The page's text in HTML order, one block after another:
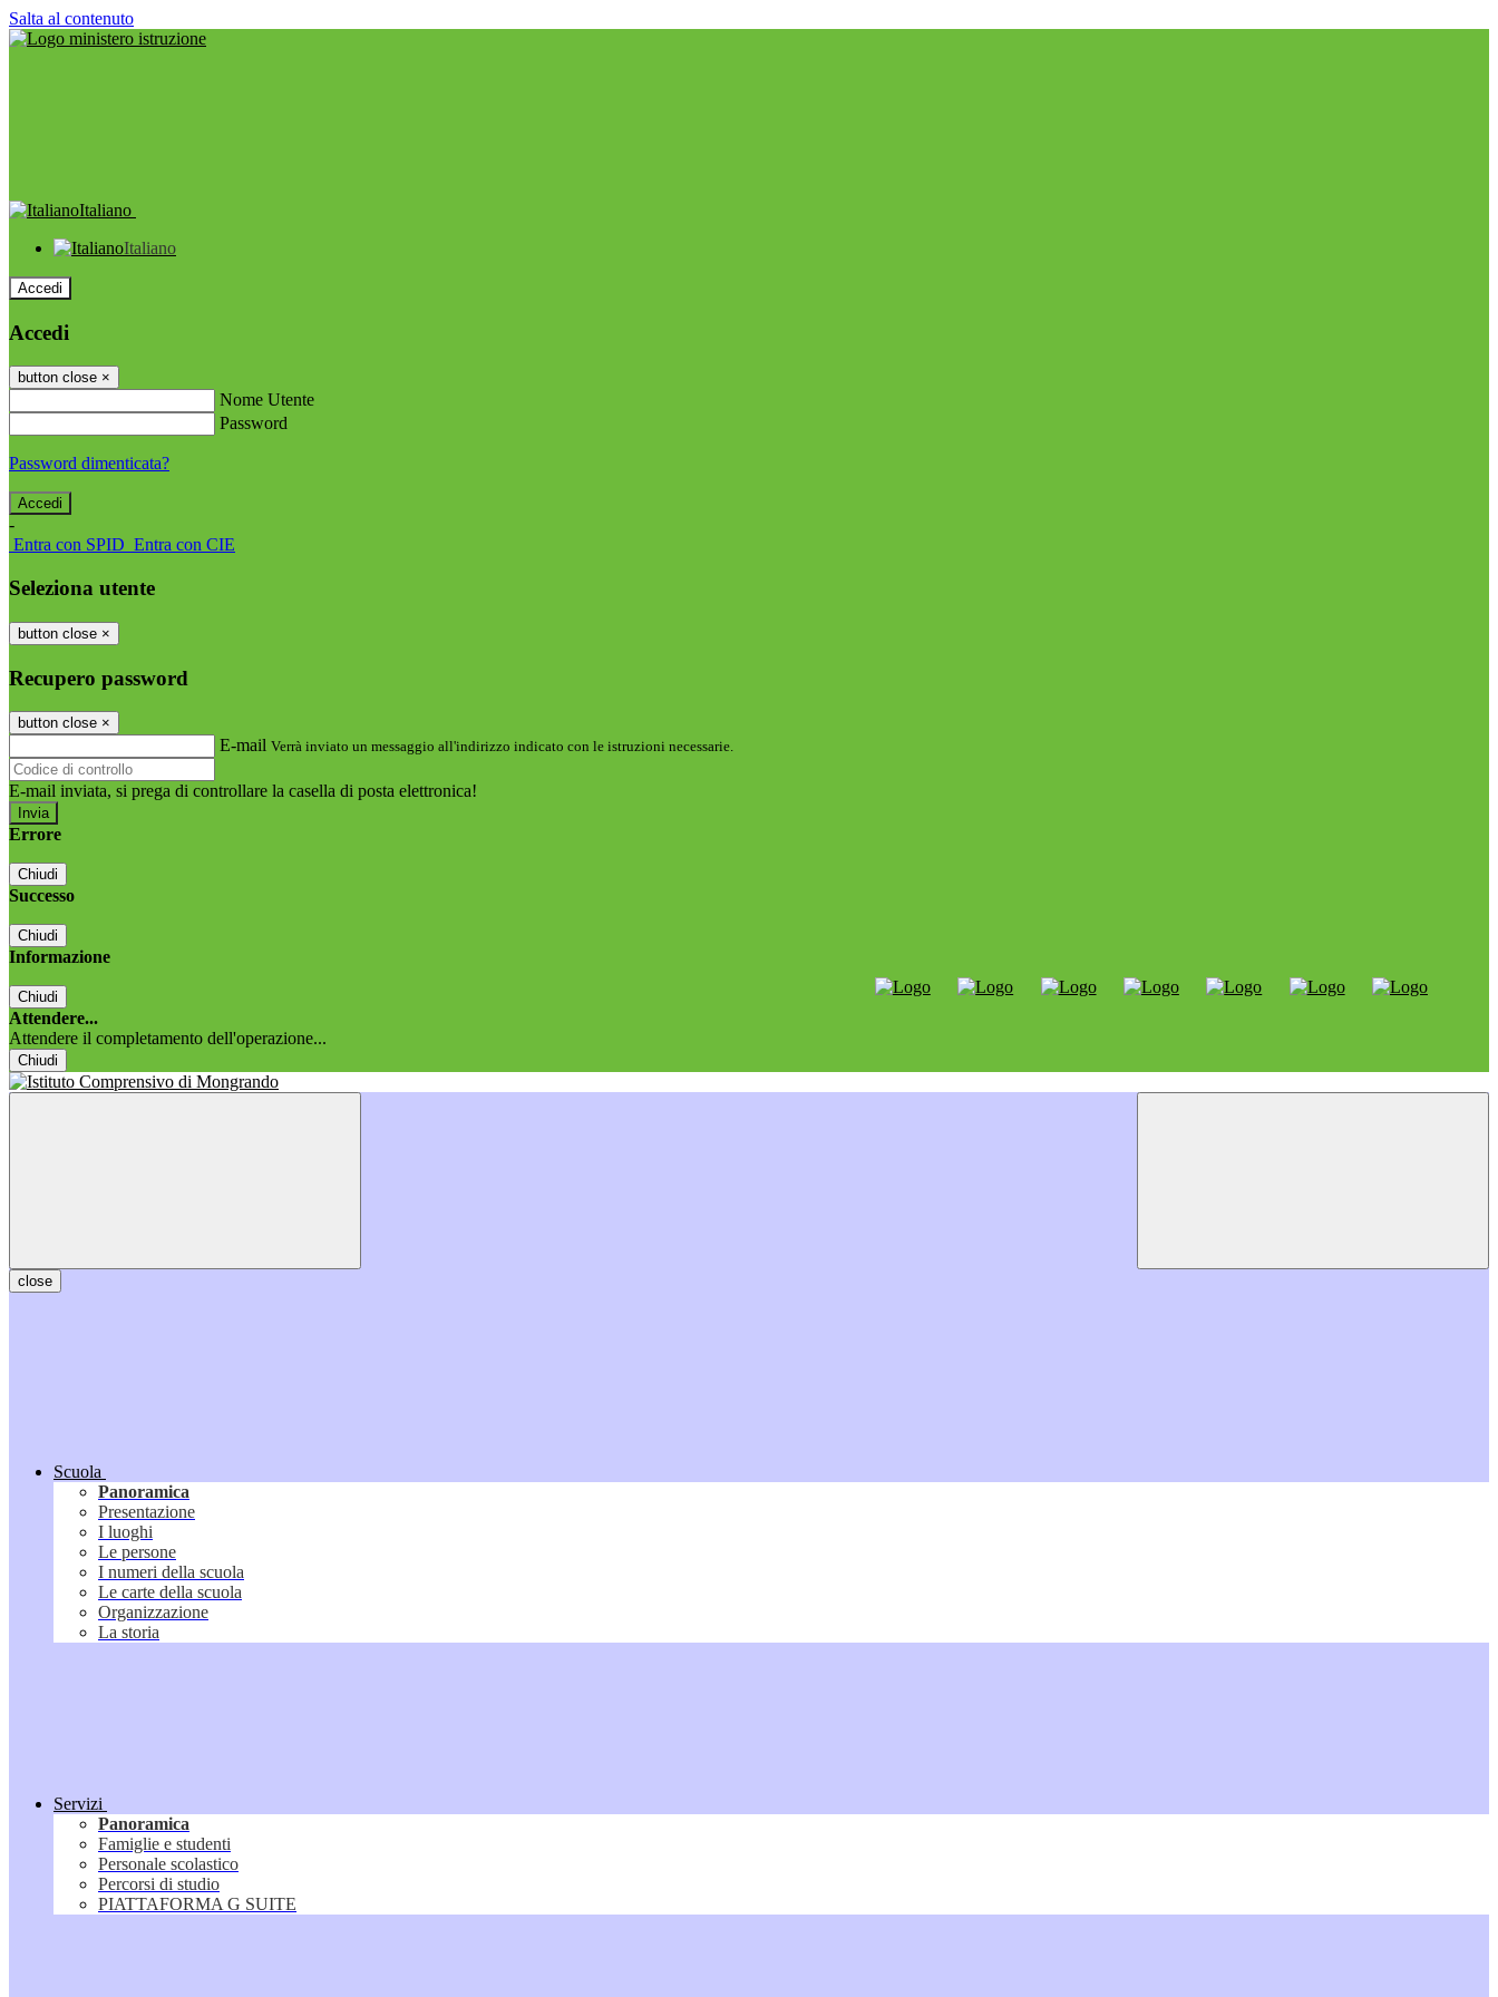
Salta al contenuto
Italiano
Italiano
Accedi
Accedi
button close ×
Nome Utente
Password
Password dimenticata?
-
Entra con SPID Entra con CIE
Seleziona utente
button close ×
Recupero password
button close ×
E-mail Verrà inviato un messaggio all'indirizzo indicato con le istruzioni necessarie.
E-mail inviata, si prega di controllare la casella di posta elettronica!
Errore
Chiudi
Successo
Chiudi
Informazione
Chiudi
Attendere...
Attendere il completamento dell'operazione...
Chiudi
close
Scuola
Panoramica
Presentazione
I luoghi
Le persone
I numeri della scuola
Le carte della scuola
Organizzazione
La storia
Servizi
Panoramica
Famiglie e studenti
Personale scolastico
Percorsi di studio
PIATTAFORMA G SUITE